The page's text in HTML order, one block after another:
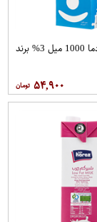
شیر پرچرب فرادما 1000 میل 3% برند
۵۴,۹۰۰